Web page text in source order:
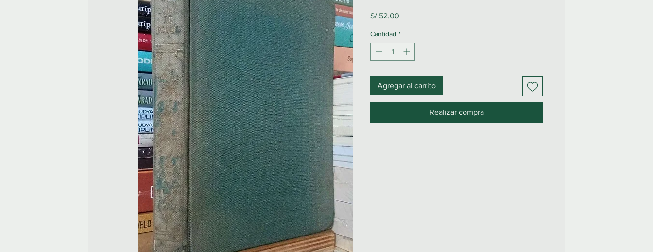
S/ 52.00
Cantidad *
Agregar al carrito
Realizar compra